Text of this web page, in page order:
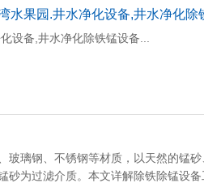
水果园.井水净化设备,井水净化除
设备,井水净化除铁锰设备...
玻璃钢、不锈钢等材质，以天然的锰
砂为过滤介质。本文详解除铁除锰设